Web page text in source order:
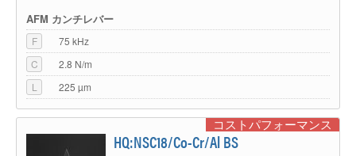
AFM カンチレバー
F
75 kHz
C
2.8 N/m
L
225 µm
コストパフォーマンス
HQ:NSC18/Co-Cr/Al BS